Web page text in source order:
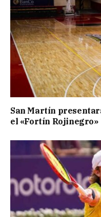
San Martín
el «Fortín Rojinegro»